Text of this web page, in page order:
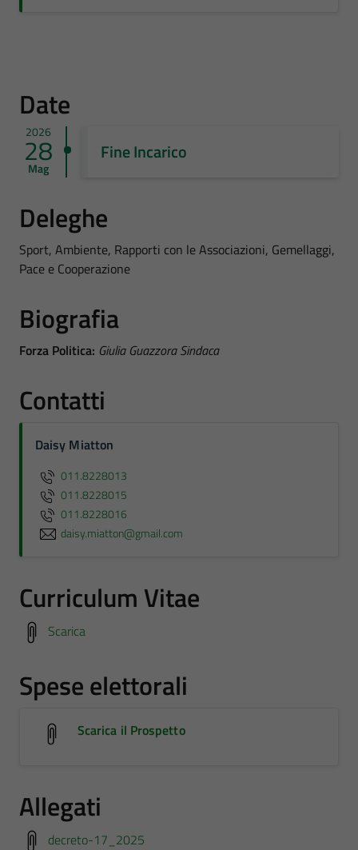
Date
2026
28
Mag
Fine Incarico
Deleghe
Sport, Ambiente, Rapporti con le Associazioni, Gemellaggi,
Pace e Cooperazione
Biografia
Forza Politica: Giulia Guazzora Sindaca
Contatti
Daisy Miatton
011.8228013
011.8228015
011.8228016
daisy.miatton@gmail.com
Curriculum Vitae
Scarica
Spese elettorali
Scarica il Prospetto
Allegati
decreto-17_2025